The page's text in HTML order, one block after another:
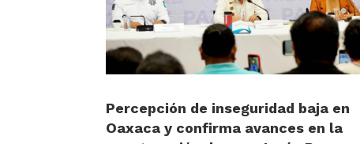
Percepción de inseguridad baja en
Oaxaca y confirma avances en la